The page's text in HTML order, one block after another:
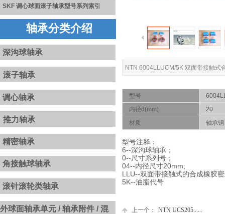
NTN 6004LLUCM/5K 双面带接触式
型号
内径d(mm)
20
材质
轴承钢
型号注释：
6--深沟球轴承；
0--尺寸系列号；
04--内径尺寸20mm;
LLU--双面带接触式的合成橡胶
5K--油脂代号
上一个： NTN UCS205......
SKF 调心球面滚子轴承型号系列索引
轴承分类介绍
深沟球轴承
滚子轴承
调心轴承
推力轴承
精密轴承
角接触球轴承
滚针滚轮类轴承
​​外球面轴承单元 / 轴承附件 / 混